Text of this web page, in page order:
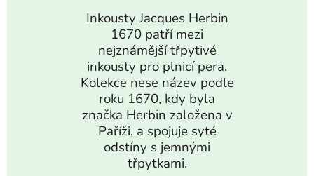
Inkousty Jacques Herbin
1670 patří mezi
nejznámější třpytivé
inkousty pro plnicí pera.
Kolekce nese název podle
roku 1670, kdy byla
značka Herbin založena v
Paříži, a spojuje syté
odstíny s jemnými
třpytkami.